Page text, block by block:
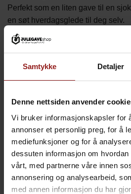
Samtykke Detaljer
Denne nettsiden anvender
Vi bruker informasjonskapsler for
annonser et personlig preg, for å
mediefunksjoner og for å
dessuten informasjon om
vårt, med partnerne våre innen
annonsering og analysearbeid,
med annen informasjon du har
Perfekt som en liten gave til en
en søt hverdagsglede til deg selv.
Utsolgt
RELATERTE PRODUKTER